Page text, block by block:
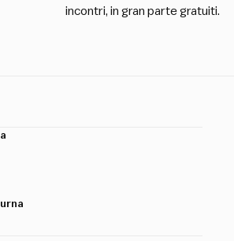
incontri, in gran parte gratuiti.